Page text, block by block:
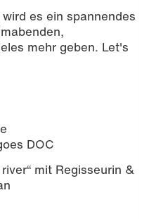
es ein spannendes
mehr geben. Let's
DOC
mit Regisseurin &